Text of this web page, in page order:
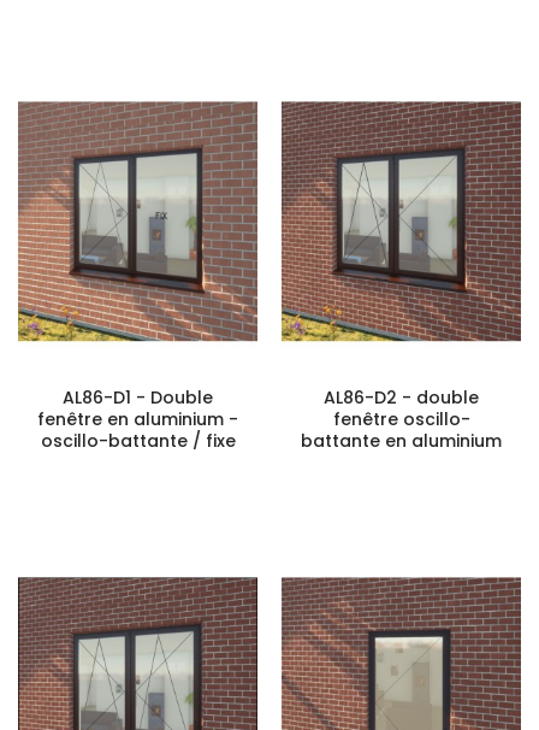
AL86-D1 - Double
fenêtre en aluminium -
oscillo-battante / fixe
AL86-D2 - double
fenêtre oscillo-
battante en aluminium